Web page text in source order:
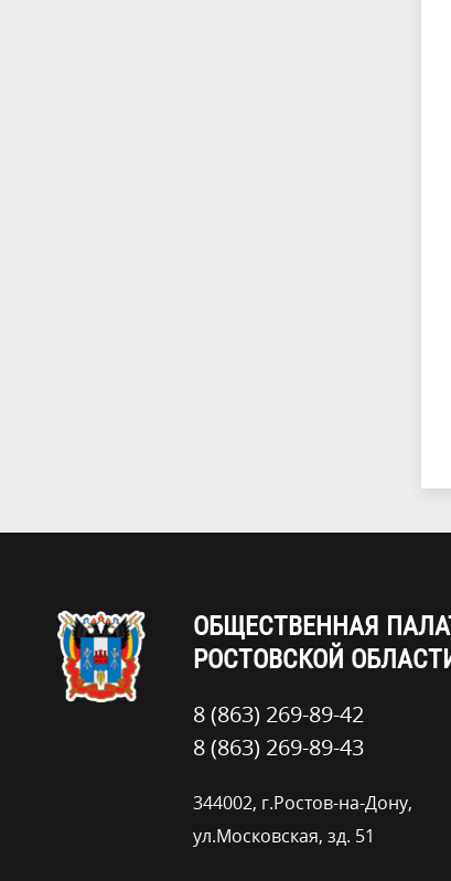
ОБЩЕСТВЕННАЯ
РОСТОВСКОЙ
8 (863) 269-89-42
8 (863) 269-89-43
344002, г.Ростов-на-Дону,
ул.Московская, зд. 51